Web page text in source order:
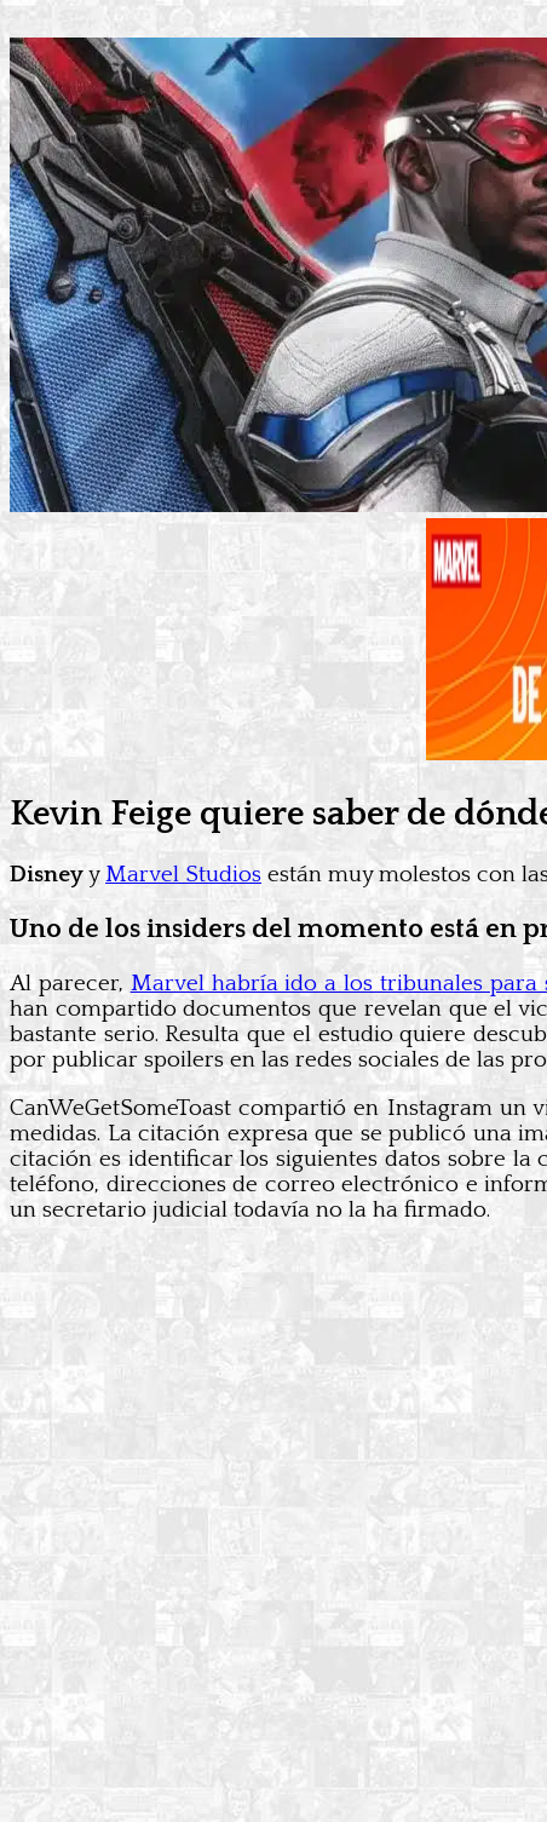
Kevin Feige quiere saber de
DisneyyMarvel Studios están muy molestos con
Uno de los insiders del momento está en
Al parecer, Marvel habría ido a los tribunales para
han compartido documentos que revelan que el
bastante serio. Resulta que el estudio quiere
por publicar spoilers en las redes sociales de las
CanWeGetSomeToast compartió en Instagram un
medidas. La citación expresa que se publicó una
citación es identificar los siguientes datos sobre la
teléfono, direcciones de correo electrónico e
un secretario judicial todavía no la ha firmado.